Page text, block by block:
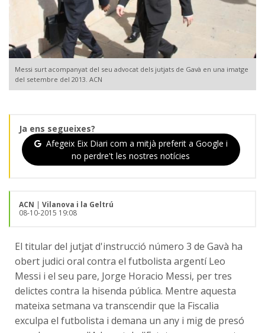
Messi surt acompanyat del seu advocat dels jutjats de Gavà en una imatge
del setembre del 2013. ACN
Ja ens segueixes?
Afegeix Eix Diari com a mitjà preferit a Google i
no perdre't les nostres notícies
ACN | Vilanova i la Geltrú
08-10-2015 19:08
El titular del jutjat d'instrucció número 3 de Gavà ha
obert judici oral contra el futbolista argentí Leo
Messi i el seu pare, Jorge Horacio Messi, per tres
delictes contra la hisenda pública. Mentre aquesta
mateixa setmana va transcendir que la Fiscalia
exculpa el futbolista i demana un any i mig de presó